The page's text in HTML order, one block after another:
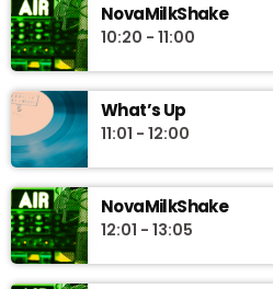
NovaMilkShake
10:20 - 11:00
What’s Up
11:01 - 12:00
NovaMilkShake
12:01 - 13:05